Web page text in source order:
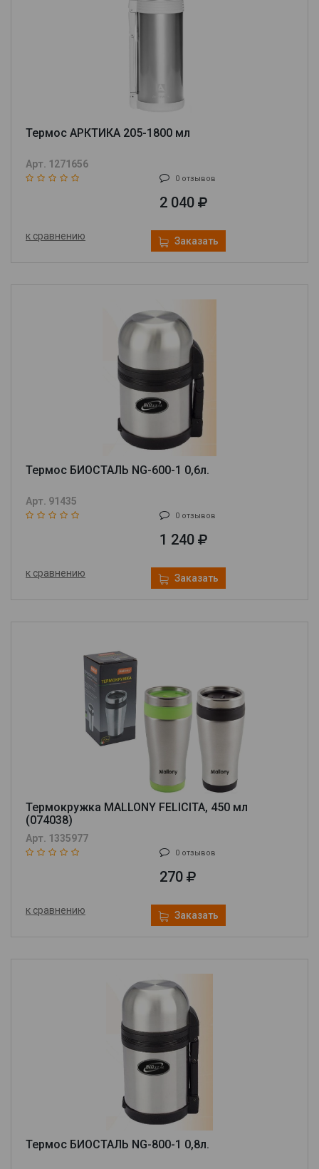
Термос АРКТИКА 205-1800 мл
Арт. 1271656
0 отзывов
2 040
к сравнению Заказать
Термос БИОСТАЛЬ NG-600-1 0,6л.
Арт. 91435
0 отзывов
1 240
к сравнению Заказать
Термокружка MALLONY FELICITA, 450 мл
(074038)
Арт. 1335977
0 отзывов
270
к сравнению Заказать
Термос БИОСТАЛЬ NG-800-1 0,8л.